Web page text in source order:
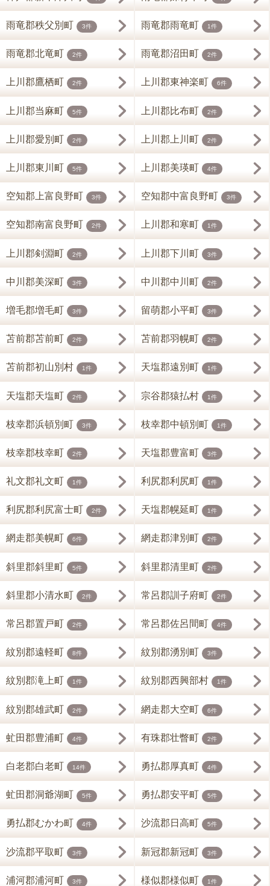
雨竜郡秩父別町 3件 雨竜郡雨竜町 1件
雨竜郡北竜町 2件 雨竜郡沼田町 2件
上川郡鷹栖町 2件 上川郡東神楽町 6件
上川郡当麻町 5件 上川郡比布町 2件
上川郡愛別町 2件 上川郡上川町 2件
上川郡東川町 5件 上川郡美瑛町 4件
空知郡上富良野町 3件 空知郡中富良野町 3件
空知郡南富良野町 2件 上川郡和寒町 1件
上川郡剣淵町 2件 上川郡下川町 3件
中川郡美深町 3件 中川郡中川町 2件
増毛郡増毛町 3件 留萌郡小平町 3件
苫前郡苫前町 2件 苫前郡羽幌町 2件
苫前郡初山別村 1件 天塩郡遠別町 1件
天塩郡天塩町 2件 宗谷郡猿払村 1件
枝幸郡浜頓別町 3件 枝幸郡中頓別町 1件
枝幸郡枝幸町 2件 天塩郡豊富町 3件
礼文郡礼文町 1件 利尻郡利尻町 1件
利尻郡利尻富士町 2件 天塩郡幌延町 1件
網走郡美幌町 6件 網走郡津別町 2件
斜里郡斜里町 5件 斜里郡清里町 2件
斜里郡小清水町 2件 常呂郡訓子府町 2件
常呂郡置戸町 2件 常呂郡佐呂間町 4件
紋別郡遠軽町 8件 紋別郡湧別町 3件
紋別郡滝上町 1件 紋別郡西興部村 1件
紋別郡雄武町 2件 網走郡大空町 6件
虻田郡豊浦町 4件 有珠郡壮瞥町 2件
白老郡白老町 14件 勇払郡厚真町 4件
虻田郡洞爺湖町 5件 勇払郡安平町 5件
勇払郡むかわ町 4件 沙流郡日高町 5件
沙流郡平取町 3件 新冠郡新冠町 3件
浦河郡浦河町 3件 様似郡様似町 1件